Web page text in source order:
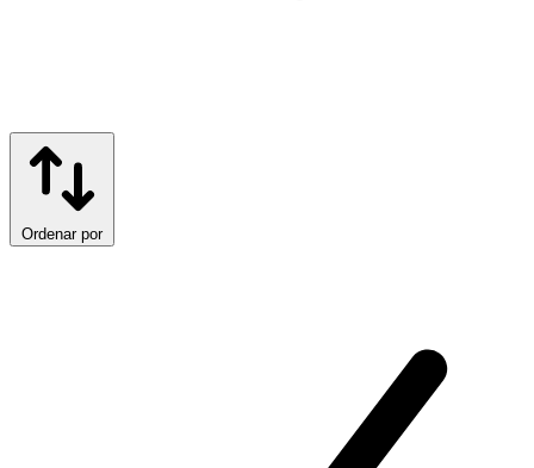
Ordenar por